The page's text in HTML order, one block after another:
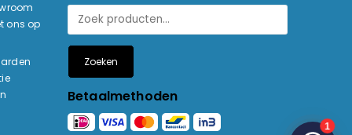
ons op
Zoeken
Betaalmethoden